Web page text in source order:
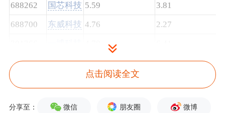
688262
国芯科技 5.59
3.81
688700
东威科技 4.76
2.27
300656
民德电子 8.54
4.72
300715
5.06
香山股份
点击阅读全文
分享至： 微信 朋友圈 微博